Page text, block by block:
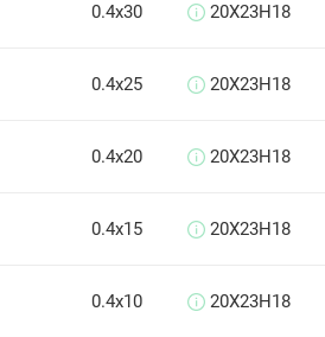
0.4х30 20Х23Н18
0.4х25 20Х23Н18
0.4х20 20Х23Н18
0.4х15 20Х23Н18
0.4х10 20Х23Н18